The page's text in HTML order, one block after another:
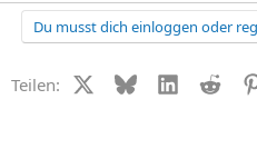
Du musst dich einloggen oder
Teilen: X (Twitter)
BlueskyLinkedIn